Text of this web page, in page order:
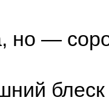
но —
блеск